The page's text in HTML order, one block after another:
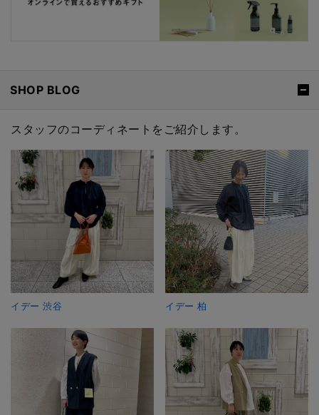
SHOP BLOG
スタッフのコーディネートをご紹介します。
イデー 渋谷 イデー 柏